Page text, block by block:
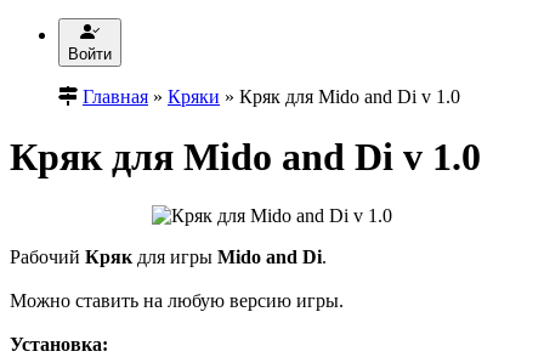
Войти
Главная » Кряки » Кряк для Mido and Di v 1.0
Кряк для Mido and Di v 1.0
Рабочий Кряк для игры Mido and Di.
Можно ставить на любую версию игры.
Установка: